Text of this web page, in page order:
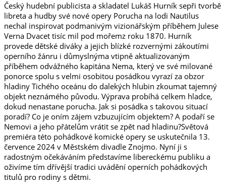
Český hudební publicista a skladatel Lukáš Hurník sepři tvorbě
libreta a hudby své nové opery Porucha na lodi Nautilus
nechal inspirovat podmanivým vizionářským příběhem Julese
Verna Dvacet tisíc mil pod mořemz roku 1870. Hurník
provede dětské diváky a jejich blízké rozvernými zákoutími
operního žánru i důmyslnýma vtipně aktualizovaným
příběhem odvážného kapitána Nema, který ve své milované
ponorce spolu s velmi osobitou posádkou vyrazí za obzor
hladiny Tichého oceánu do dalekých hlubin zkoumat tajemný
objekt neznámého původu. Výprava probíhá celkem hladce,
dokud nenastane porucha. Jak si posádka s takovou situací
poradí? Co je oním zájem vzbuzujícím objektem? A podaří se
Nemovi a jeho přátelům vrátit se zpět nad hladinu?Světová
premiéra této pohádkové komické opery se uskutečnila 13.
července 2024 v Městském divadle Znojmo. Nyní ji s
radostným očekáváním představíme libereckému publiku a
oživíme tím dřívější tradici uvádění operních pohádkových
titulů pro rodiny s dětmi.